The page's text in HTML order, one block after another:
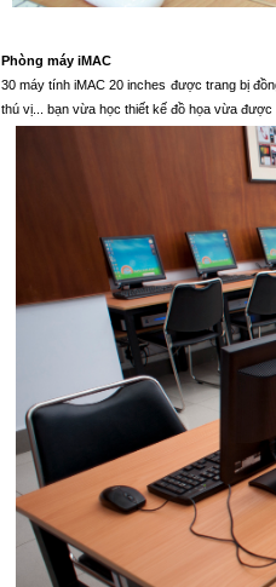
Phòng máy iMAC
30 máy tính iMAC 20 inches được trang bị
thú vị... bạn vừa học thiết kế đồ họa vừa